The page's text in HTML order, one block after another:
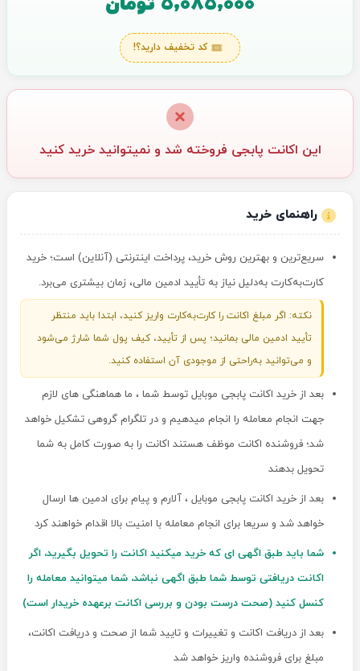
کد تخفیف دارید؟!
این اکانت پابجی فروخته شد و نمیتوانید خرید کنید
راهنمای خرید
سریع‌ترین و بهترین روش خرید، پرداخت اینترنتی (آنلاین) است؛ خرید
کارت‌به‌کارت به‌دلیل نیاز به تأیید ادمین مالی، زمان بیشتری می‌برد.
نکته: اگر مبلغ اکانت را کارت‌به‌کارت واریز کنید، ابتدا باید منتظر
تأیید ادمین مالی بمانید؛ پس از تأیید، کیف پول شما شارژ می‌شود
و می‌توانید به‌راحتی از موجودی آن استفاده کنید.
بعد از خرید اکانت پابجی موبایل توسط شما ، ما هماهنگی های لازم
جهت انجام معامله را انجام میدهیم و در تلگرام گروهی تشکیل خواهد
شد؛ فروشنده اکانت موظف هستند اکانت را به صورت کامل به شما
تحویل بدهند
بعد از خرید اکانت پابجی موبایل ، آلارم و پیام برای ادمین ها ارسال
خواهد شد و سریعا برای انجام معامله با امنیت بالا اقدام خواهند کرد
شما باید طبق اگهی ای که خرید میکنید اکانت را تحویل بگیرید، اگر
اکانت دریافتی توسط شما طبق اگهی نباشد، شما میتوانید معامله را
کنسل کنید (صحت درست بودن و بررسی اکانت برعهده خریدار است)
بعد از دریافت اکانت و تغییرات و تایید شما از صحت و دریافت اکانت،
مبلغ برای فروشنده واریز خواهد شد